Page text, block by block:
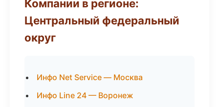
Компании в регионе:
Центральный федеральный
округ
Инфо Net Service — Москва
Инфо Line 24 — Воронеж